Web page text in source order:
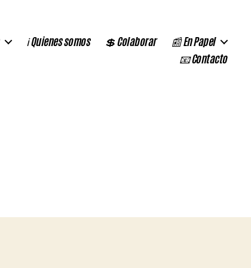
ℹ️ Quienes somos 💲 Colaborar
📰 En Papel
📧 Contacto